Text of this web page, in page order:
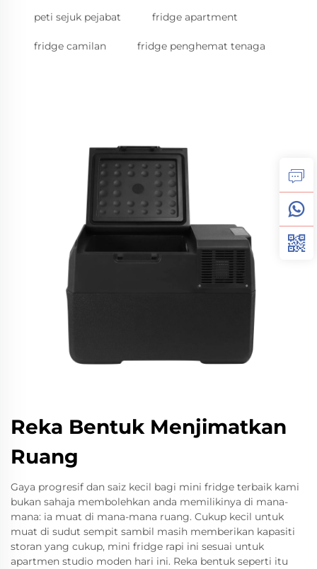
peti sejuk pejabat fridge apartment
fridge camilan fridge penghemat tenaga
Reka Bentuk Menjimatkan
Ruang
Gaya progresif dan saiz kecil bagi mini fridge terbaik kami
bukan sahaja membolehkan anda memilikinya di mana-
mana: ia muat di mana-mana ruang. Cukup kecil untuk
muat di sudut sempit sambil masih memberikan kapasiti
storan yang cukup, mini fridge rapi ini sesuai untuk
apartmen studio moden hari ini. Reka bentuk seperti itu